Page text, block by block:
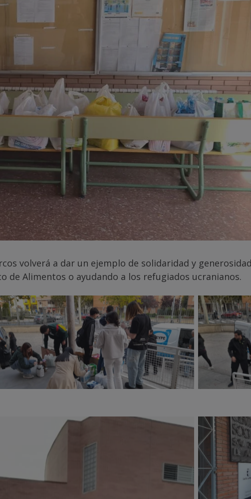
volverá a dar un ejemplo de solidaridad y
de Alimentos o ayudando a los refugiados ucranianos.
Sin leyenda